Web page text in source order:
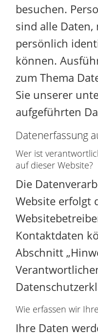
besuchen.
sind alle Daten,
persönlich
können.
zum Thema
Sie unserer
aufgeführten
Datenerfassung
Wer ist
auf dieser Website?
Die
Website erfolgt
Kontaktdaten
Abschnitt
Wie erfassen wir
Ihre Daten